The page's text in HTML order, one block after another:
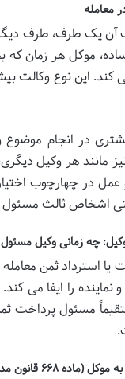
معامله
یک طرف، طرف دیگر
موکل هر زمان که
این نوع وکالت
در انجام
مانند هر وکیل
در چهارچوب
حتی اشخاص ثالث
چه زمانی وکیل
استرداد ثمن
را ایفا می
مسئول پرداخت
۶۶۸ قانون مدنی)